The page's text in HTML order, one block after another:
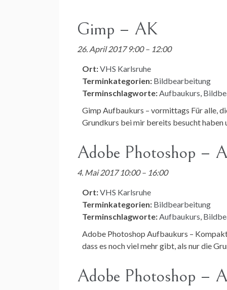
Gimp – AK
26. April 2017 9:00– 12:00
Ort:VHS Karlsruhe
Terminkategorien: Bildbearbeitung
Terminschlagworte:Aufbaukurs,
Gimp Aufbaukurs – vormittags Für alle,
Grundkurs bei mir bereits besucht haben
Adobe Photoshop –
4. Mai 2017 10:00– 16:00
Ort:VHS Karlsruhe
Terminkategorien: Bildbearbeitung
Terminschlagworte:Aufbaukurs,
Adobe Photoshop Aufbaukurs –
dass es noch viel mehr gibt, als nur die
Adobe Photoshop –